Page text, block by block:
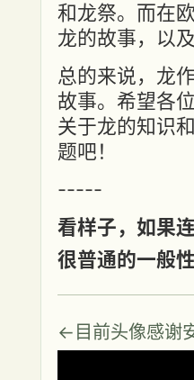
和龙祭。而在
龙的故事，以
总的来说，龙
故事。希望各
关于龙的知识
题吧！
-----
看样子，如果
很普通的一般
←目前头像感谢